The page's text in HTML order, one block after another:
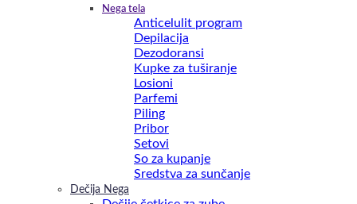
Nega tela
Anticelulit program
Depilacija
Dezodoransi
Kupke za tuširanje
Losioni
Parfemi
Piling
Pribor
Setovi
So za kupanje
Sredstva za sunčanje
Dečija Nega